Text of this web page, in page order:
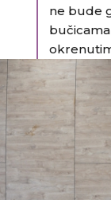
ne bude